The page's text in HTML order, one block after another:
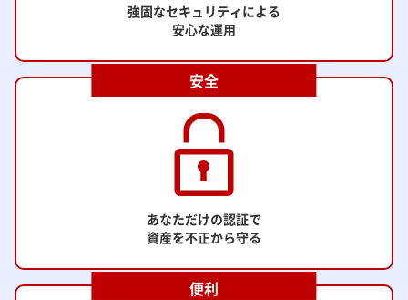
強固なセキュリティによる
安心な運用
安全
あなただけの認証で
資産を不正から守る
便利